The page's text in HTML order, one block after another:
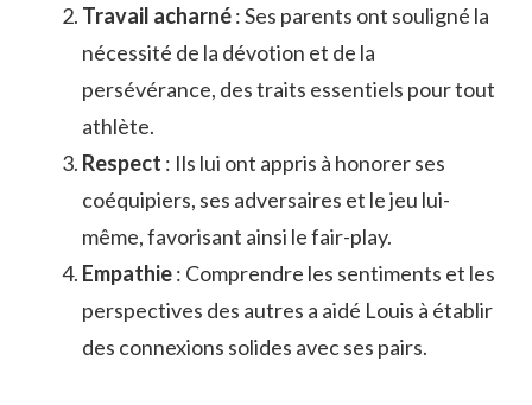
Travail acharné: Ses parents ont souligné la
nécessité de la dévotion et de la
persévérance, des traits essentiels pour tout
athlète.
Respect : Ils lui ont appris à honorer ses
coéquipiers, ses adversaires et le jeu lui-
même, favorisant ainsi le fair-play.
Empathie: Comprendre les sentiments et les
perspectives des autres a aidé Louis à établir
des connexions solides avec ses pairs.